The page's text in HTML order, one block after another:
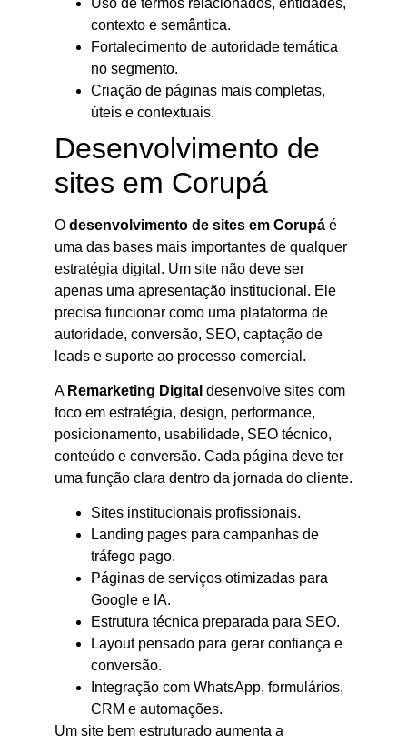
contexto e semântica.
Fortalecimento de autoridade temática
no segmento.
Criação de páginas mais completas,
úteis e contextuais.
Desenvolvimento de
sites em Corupá
O desenvolvimento de sites em Corupá é
uma das bases mais importantes de qualquer
estratégia digital. Um site não deve ser
apenas uma apresentação institucional. Ele
precisa funcionar como uma plataforma de
autoridade, conversão, SEO, captação de
leads e suporte ao processo comercial.
A Remarketing Digital desenvolve sites com
foco em estratégia, design, performance,
posicionamento, usabilidade, SEO técnico,
conteúdo e conversão. Cada página deve ter
uma função clara dentro da jornada do cliente.
Sites institucionais profissionais.
Landing pages para campanhas de
tráfego pago.
Páginas de serviços otimizadas para
Google e IA.
Estrutura técnica preparada para SEO.
Layout pensado para gerar confiança e
conversão.
Integração com WhatsApp, formulários,
CRM e automações.
Um site bem estruturado aumenta a